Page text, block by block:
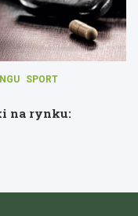
SPORT
na rynku: